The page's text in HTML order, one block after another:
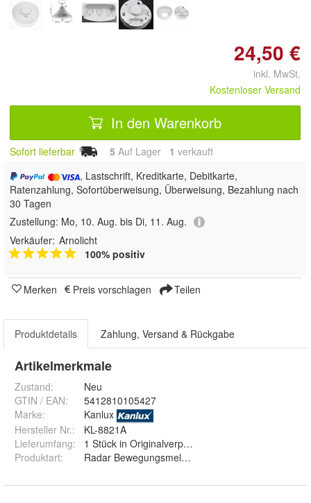
24,50 €
inkl. MwSt.
Kostenloser Versand
In den Warenkorb
Sofort lieferbar 5 Auf Lager 1 verkauft
, Lastschrift, Kreditkarte, Debitkarte,
Ratenzahlung, Sofortüberweisung, Überweisung, Bezahlung nach
30 Tagen
Zustellung: Mo, 10. Aug. bis Di, 11. Aug.
Verkäufer: Arnolicht
100% positiv
Merken Preis vorschlagen Teilen
Produktdetails Zahlung, Versand & Rückgabe
Artikelmerkmale
Zustand:
Neu
GTIN / EAN:
5412810105427
Marke:
Kanlux
Hersteller Nr.:
KL-8821A
Lieferumfang:
1 Stück in Originalverpackung
Produktart: Radar Bewegungsmelder/Schalter